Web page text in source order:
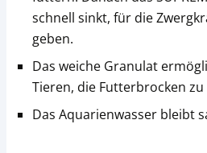
schnell sinkt, für die
geben.
Das weiche Granulat
Tieren, die Futterbrocken
Das Aquarienwasser bleibt